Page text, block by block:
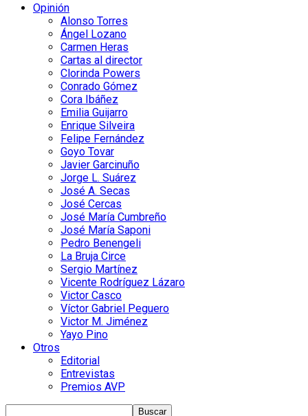
Opinión
Alonso Torres
Ángel Lozano
Carmen Heras
Cartas al director
Clorinda Powers
Conrado Gómez
Cora Ibáñez
Emilia Guijarro
Enrique Silveira
Felipe Fernández
Goyo Tovar
Javier Garcinuño
Jorge L. Suárez
José A. Secas
José Cercas
José María Cumbreño
José María Saponi
Pedro Benengeli
La Bruja Circe
Sergio Martínez
Vicente Rodríguez Lázaro
Victor Casco
Víctor Gabriel Peguero
Victor M. Jiménez
Yayo Pino
Otros
Editorial
Entrevistas
Premios AVP